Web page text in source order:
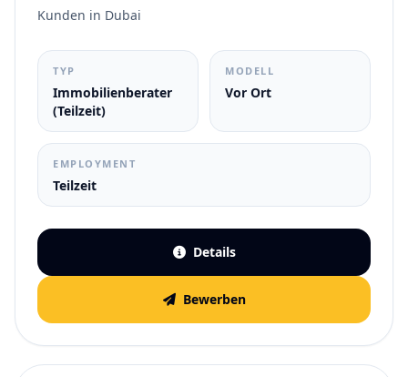
Kunden in Dubai
TYP
Immobilienberater
(Teilzeit)
MODELL
Vor Ort
EMPLOYMENT
Teilzeit
Details
Bewerben